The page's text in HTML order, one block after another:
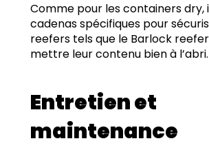
Comme pour les containers dry,
cadenas spécifiques pour
reefers tels que le Barlock
mettre leur contenu bien à l’abri.
Entretien et
maintenance